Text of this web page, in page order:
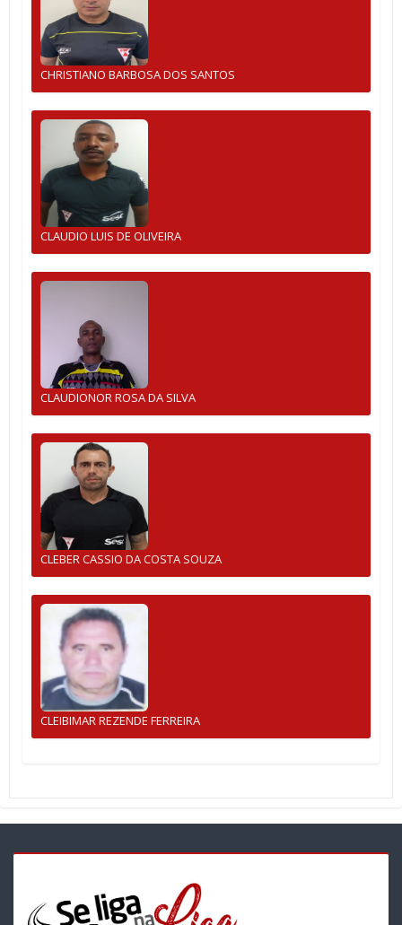
CHRISTIANO BARBOSA DOS SANTOS
CLAUDIO LUIS DE OLIVEIRA
CLAUDIONOR ROSA DA SILVA
CLEBER CASSIO DA COSTA SOUZA
CLEIBIMAR REZENDE FERREIRA